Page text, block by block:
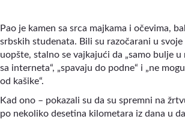
Pao je kamen sa srca majkama i očevima,
srbskih studenata. Bili su razočarani u svoje
uopšte, stalno se vajkajući da „samo bulje u
sa interneta“, „spavaju do podne“ i „ne
od kašike“.
Kad ono – pokazali su da su spremni na
po nekoliko desetina kilometara iz dana u